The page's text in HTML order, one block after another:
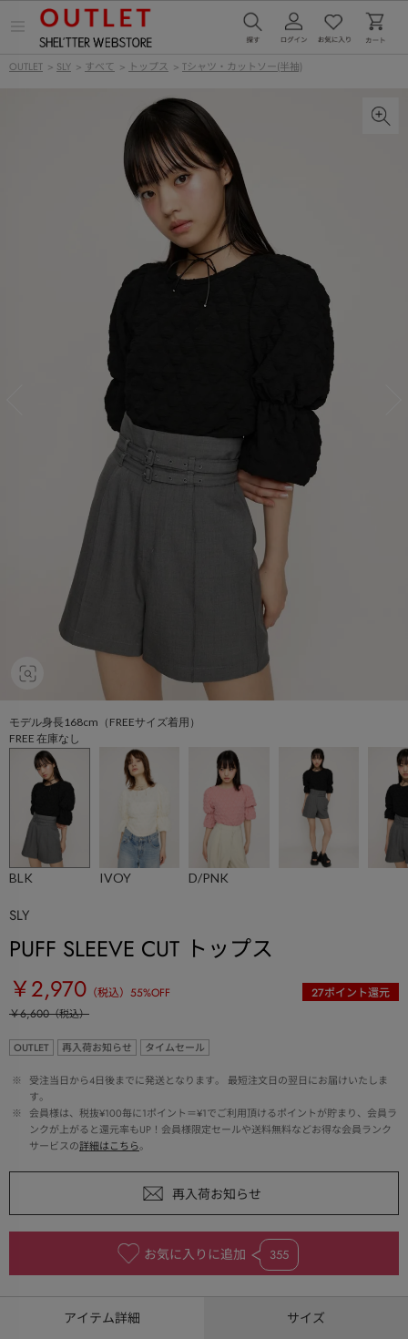
ー
OUTLET > SLY > すべて > トップス > Tシャツ・カットソー(半袖)
モデル身長168cm（FREEサイズ着用）
FREE 在庫なし
BLK IVOY D/PNK
SLY
PUFF SLEEVE CUT トップス
￥2,970 （税込） 55%OFF 27ポイント還元
￥6,600（税込）
OUTLET 再入荷お知らせ タイムセール
※
受注当日から4日後までに発送となります。 最短注文日の翌日にお届けいたしま
す。
※
会員様は、税抜¥100毎に1ポイント＝¥1でご利用頂けるポイントが貯まり、会員ラ
ンクが上がると還元率もUP！会員様限定セールや送料無料などお得な会員ランク
サービスの詳細はこちら。
お気に入りに追加 355
アイテム詳細 サイズ